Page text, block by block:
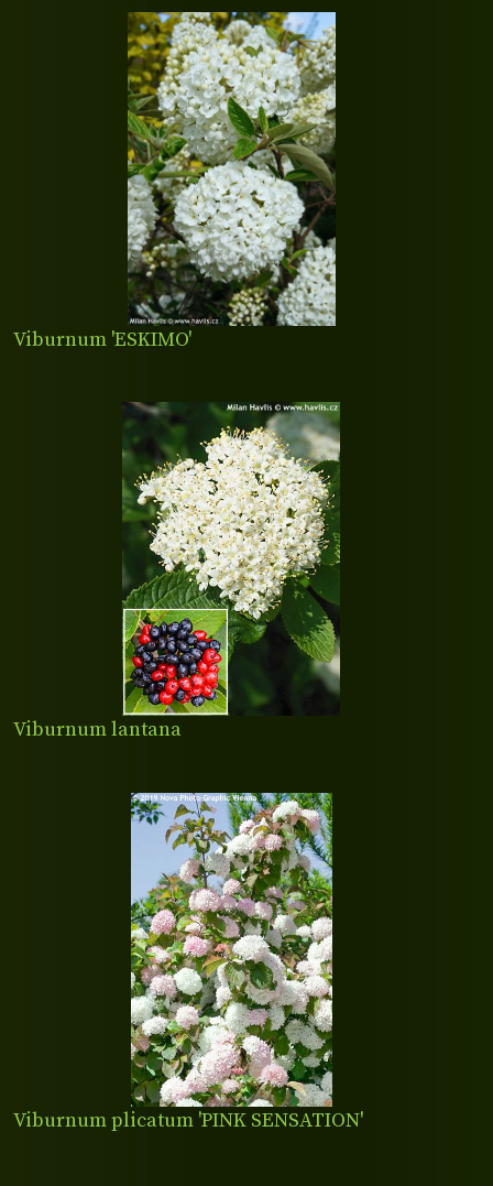
Viburnum 'ESKIMO'
Viburnum lantana
Viburnum plicatum 'PINK SENSATION'